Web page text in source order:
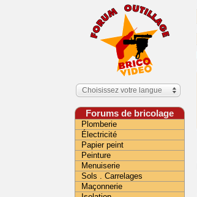
Choisissez votre langue
Forums de bricolage
Plomberie
Électricité
Papier peint
Peinture
Menuiserie
Sols . Carrelages
Maçonnerie